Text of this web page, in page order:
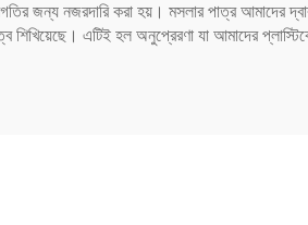
জন্য নজরদারি করা হয়। মসলার পাত্র আমাদের
শিখিয়েছে। এটিই হল অনুপ্রেরণা যা আমাদের